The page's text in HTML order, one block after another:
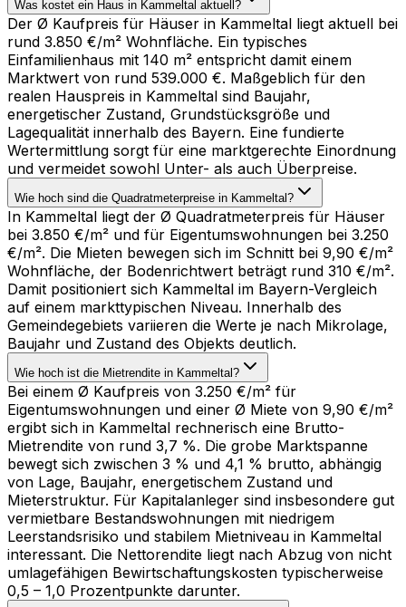
Was kostet ein Haus in Kammeltal aktuell?
Der Ø Kaufpreis für Häuser in Kammeltal liegt aktuell bei
rund 3.850 €/m² Wohnfläche. Ein typisches
Einfamilienhaus mit 140 m² entspricht damit einem
Marktwert von rund 539.000 €. Maßgeblich für den
realen Hauspreis in Kammeltal sind Baujahr,
energetischer Zustand, Grundstücksgröße und
Lagequalität innerhalb des Bayern. Eine fundierte
Wertermittlung sorgt für eine marktgerechte Einordnung
und vermeidet sowohl Unter- als auch Überpreise.
Wie hoch sind die Quadratmeterpreise in Kammeltal?
In Kammeltal liegt der Ø Quadratmeterpreis für Häuser
bei 3.850 €/m² und für Eigentumswohnungen bei 3.250
€/m². Die Mieten bewegen sich im Schnitt bei 9,90 €/m²
Wohnfläche, der Bodenrichtwert beträgt rund 310 €/m².
Damit positioniert sich Kammeltal im Bayern-Vergleich
auf einem markttypischen Niveau. Innerhalb des
Gemeindegebiets variieren die Werte je nach Mikrolage,
Baujahr und Zustand des Objekts deutlich.
Wie hoch ist die Mietrendite in Kammeltal?
Bei einem Ø Kaufpreis von 3.250 €/m² für
Eigentumswohnungen und einer Ø Miete von 9,90 €/m²
ergibt sich in Kammeltal rechnerisch eine Brutto-
Mietrendite von rund 3,7 %. Die grobe Marktspanne
bewegt sich zwischen 3 % und 4,1 % brutto, abhängig
von Lage, Baujahr, energetischem Zustand und
Mieterstruktur. Für Kapitalanleger sind insbesondere gut
vermietbare Bestandswohnungen mit niedrigem
Leerstandsrisiko und stabilem Mietniveau in Kammeltal
interessant. Die Nettorendite liegt nach Abzug von nicht
umlagefähigen Bewirtschaftungskosten typischerweise
0,5 – 1,0 Prozentpunkte darunter.